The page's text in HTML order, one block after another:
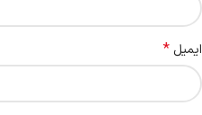
ایمیل *